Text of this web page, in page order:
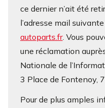
ce dernier n’ait été
l’adresse mail suivante
autoparts.fr. Vous
une réclamation
Nationale de
3 Place de Fontenoy,
Pour de plus amples